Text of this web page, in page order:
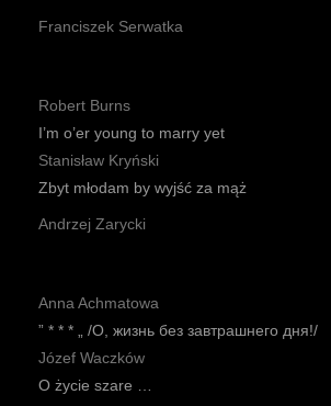
Franciszek Serwatka
Robert Burns
I’m o’er young to marry yet
Stanisław Kryński
Zbyt młodam by wyjść za mąż
Andrzej Zarycki
Anna Achmatowa
” * * * „ /О, жизнь без завтрашнего дня!/
Józef Waczków
O życie szare …